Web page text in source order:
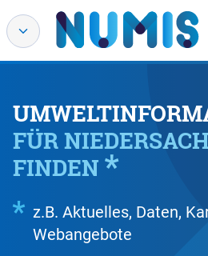
FÜR
FINDEN
z.B. Aktuelles, Daten,
Webangebote